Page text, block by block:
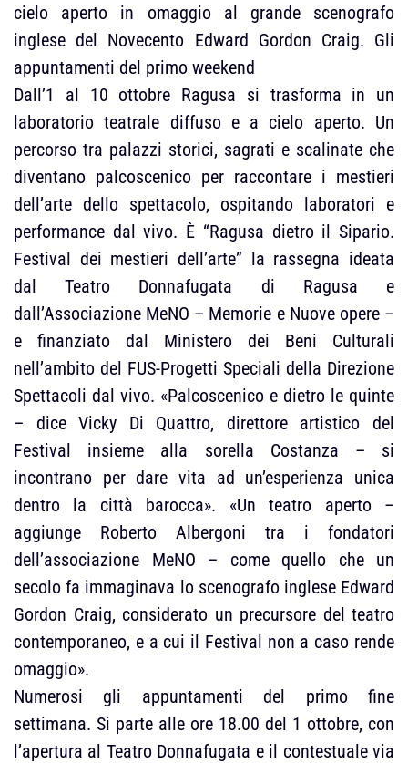
cielo aperto in omaggio al grande scenografo
inglese del Novecento Edward Gordon Craig. Gli
appuntamenti del primo weekend
Dall’1 al 10 ottobre Ragusa si trasforma in un
laboratorio teatrale diffuso e a cielo aperto. Un
percorso tra palazzi storici, sagrati e scalinate che
diventano palcoscenico per raccontare i mestieri
dell’arte dello spettacolo, ospitando laboratori e
performance dal vivo. È “Ragusa dietro il Sipario.
Festival dei mestieri dell’arte” la rassegna ideata
dal Teatro Donnafugata di Ragusa e
dall’Associazione MeNO – Memorie e Nuove opere –
e finanziato dal Ministero dei Beni Culturali
nell’ambito del FUS-Progetti Speciali della Direzione
Spettacoli dal vivo. «Palcoscenico e dietro le quinte
– dice Vicky Di Quattro, direttore artistico del
Festival insieme alla sorella Costanza – si
incontrano per dare vita ad un’esperienza unica
dentro la città barocca». «Un teatro aperto –
aggiunge Roberto Albergoni tra i fondatori
dell’associazione MeNO – come quello che un
secolo fa immaginava lo scenografo inglese Edward
Gordon Craig, considerato un precursore del teatro
contemporaneo, e a cui il Festival non a caso rende
omaggio».
Numerosi gli appuntamenti del primo fine
settimana. Si parte alle ore 18.00 del 1 ottobre, con
l’apertura al Teatro Donnafugata e il contestuale via